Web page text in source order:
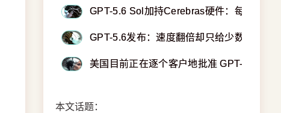
GPT-5.6 Sol加持Cerebras硬件：每秒
GPT-5.6发布：速度翻倍却只给少数人用，
美国目前正在逐个客户地批准 GPT-5.6 的
本文话题：